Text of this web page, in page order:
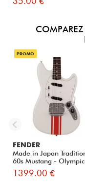
COMPAREZ
PROMO
FENDER
Made in Japan
60s Mustang - Olympic
Wh...
1399.00 €